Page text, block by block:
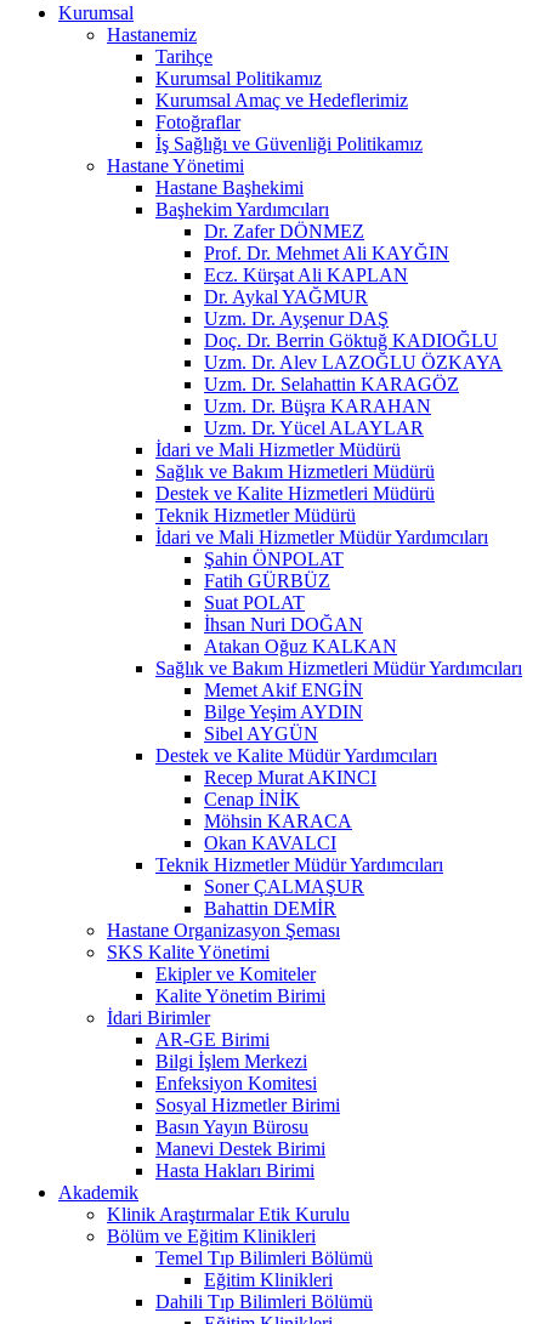
Kurumsal
Hastanemiz
Tarihçe
Kurumsal Politikamız
Kurumsal Amaç ve Hedeflerimiz
Fotoğraflar
İş Sağlığı ve Güvenliği Politikamız
Hastane Yönetimi
Hastane Başhekimi
Başhekim Yardımcıları
Dr. Zafer DÖNMEZ
Prof. Dr. Mehmet Ali KAYĞIN
Ecz. Kürşat Ali KAPLAN
Dr. Aykal YAĞMUR
Uzm. Dr. Ayşenur DAŞ
Doç. Dr. Berrin Göktuğ KADIOĞLU
Uzm. Dr. Alev LAZOĞLU ÖZKAYA
Uzm. Dr. Selahattin KARAGÖZ
Uzm. Dr. Büşra KARAHAN
Uzm. Dr. Yücel ALAYLAR
İdari ve Mali Hizmetler Müdürü
Sağlık ve Bakım Hizmetleri Müdürü
Destek ve Kalite Hizmetleri Müdürü
Teknik Hizmetler Müdürü
İdari ve Mali Hizmetler Müdür Yardımcıları
Şahin ÖNPOLAT
Fatih GÜRBÜZ
Suat POLAT
İhsan Nuri DOĞAN
Atakan Oğuz KALKAN
Sağlık ve Bakım Hizmetleri Müdür Yardımcıları
Memet Akif ENGİN
Bilge Yeşim AYDIN
Sibel AYGÜN
Destek ve Kalite Müdür Yardımcıları
Recep Murat AKINCI
Cenap İNİK
Möhsin KARACA
Okan KAVALCI
Teknik Hizmetler Müdür Yardımcıları
Soner ÇALMAŞUR
Bahattin DEMİR
Hastane Organizasyon Şeması
SKS Kalite Yönetimi
Ekipler ve Komiteler
Kalite Yönetim Birimi
İdari Birimler
AR-GE Birimi
Bilgi İşlem Merkezi
Enfeksiyon Komitesi
Sosyal Hizmetler Birimi
Basın Yayın Bürosu
Manevi Destek Birimi
Hasta Hakları Birimi
Akademik
Klinik Araştırmalar Etik Kurulu
Bölüm ve Eğitim Klinikleri
Temel Tıp Bilimleri Bölümü
Eğitim Klinikleri
Dahili Tıp Bilimleri Bölümü